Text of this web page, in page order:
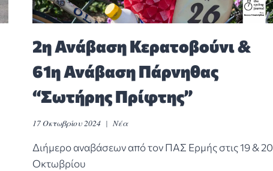
2η Ανάβαση Κερατοβούνι &
61η Ανάβαση Πάρνηθας
“Σωτήρης Πρίφτης”
17 Οκτωβρίου 2024 Νέα
Διήμερο αναβάσεων από τον ΠΑΣ Ερμής στις 19 & 20
Οκτωβρίου